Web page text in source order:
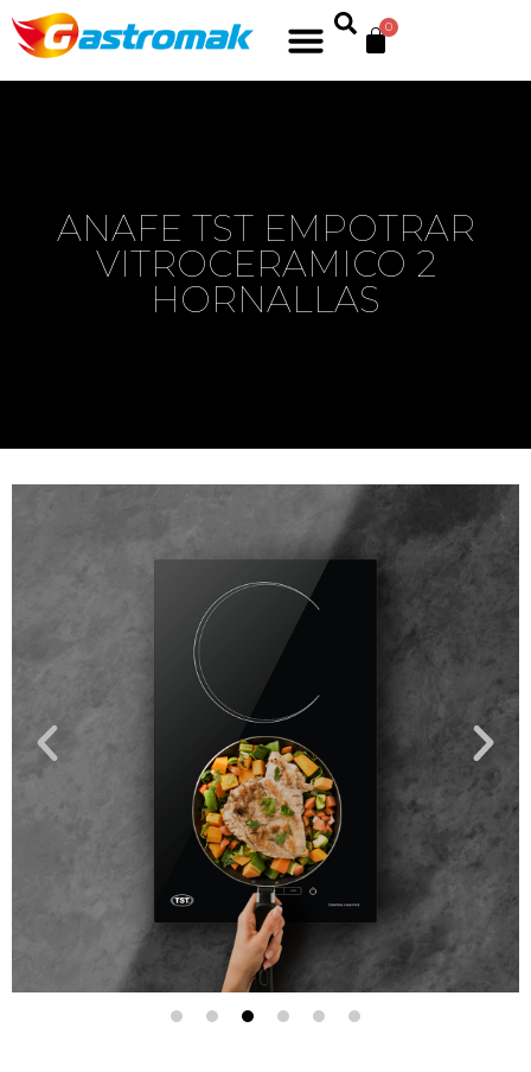
0
ANAFE TST EMPOTRAR
VITROCERAMICO 2
HORNALLAS